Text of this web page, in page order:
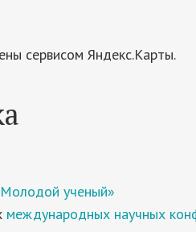
сервисом Яндекс.Карты.
ученый»
международных научных